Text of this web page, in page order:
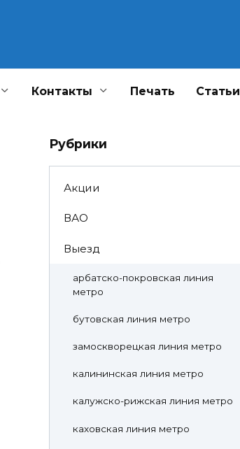
Контакты Печать Статьи
Рубрики
Акции
ВАО
Выезд
арбатско-покровская линия
метро
бутовская линия метро
замоскворецкая линия метро
калининская линия метро
калужско-рижская линия метро
каховская линия метро